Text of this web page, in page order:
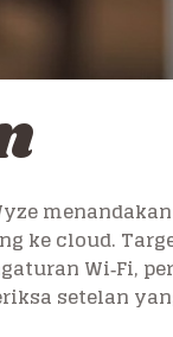
ke cloud.
Wi‑Fi,
setelan